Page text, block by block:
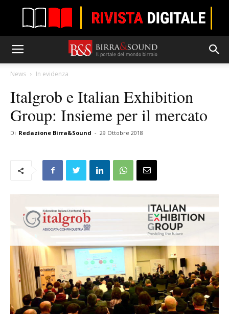
News In evidenza
Italgrob e Italian Exhibition
Group: Insieme per il mercato
Di Redazione Birra&Sound - 29 Ottobre 2018